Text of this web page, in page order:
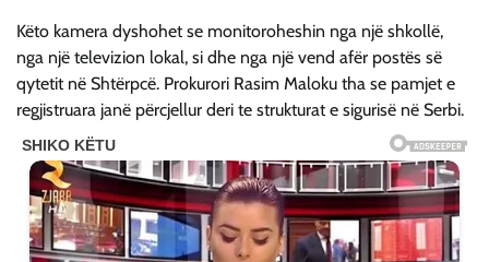
Këto kamera dyshohet se monitoroheshin nga një shkollë,
nga një televizion lokal, si dhe nga një vend afër postës së
qytetit në Shtërpcë. Prokurori Rasim Maloku tha se pamjet e
regjistruara janë përcjellur deri te strukturat e sigurisë në Serbi.